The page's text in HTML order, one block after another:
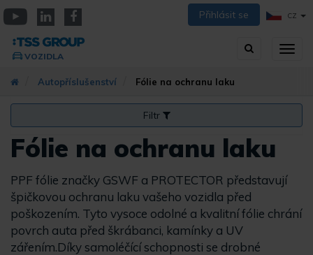
Přejít
k
hlavnímu
obsahu
Přihlásit se CZ
Vyhledávání
VOZIDLA
Autopříslušenství Fólie na ochranu laku
Filtr
Fólie na ochranu laku
PPF fólie značky GSWF a PROTECTOR představují
špičkovou ochranu laku vašeho vozidla před
poškozením. Tyto vysoce odolné a kvalitní fólie chrání
povrch auta před škrábanci, kamínky a UV
zářením.Díky samoléčící schopnosti se drobné